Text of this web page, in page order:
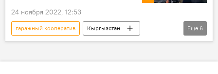
24 ноября 2022, 12:53
гаражный кооператив
Кыргызстан
Бишкек
Нурдан Орунтаев
Еще 6